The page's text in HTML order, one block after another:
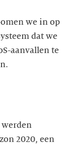
we in op
dat we
aanvallen te
werden
2020, een